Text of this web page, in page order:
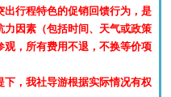
行程特色的促销回馈行为，是
力因素（包括时间、天气或政策
，所有费用不退， 不换等价项
，我社导游根据实际情况有权